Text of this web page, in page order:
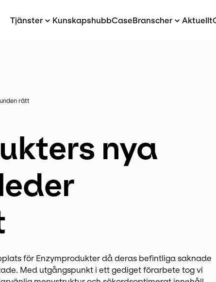
Tjänster KunskapshubbCaseBranscher Aktuellt
rätt
nya
för Enzymprodukter då deras befintliga saknade
Med utgångspunkt i ett gediget förarbete tog vi